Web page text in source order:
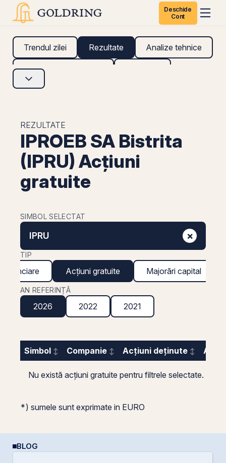
Deschide
Cont
Trendul zilei Rezultate Analize tehnice
Analize fundamentale
REZULTATE
IPROEB SA Bistrita
(IPRU) Acțiuni
gratuite
SIMBOL SELECTAT
IPRU ×
TIP
financiare Acțiuni gratuite Majorări capital
AN REFERINȚĂ
2026 2022 2021
Simbol Companie Acțiuni deținute
Nu există acțiuni gratuite pentru filtrele selectate.
*) sumele sunt exprimate in EURO
BLOG